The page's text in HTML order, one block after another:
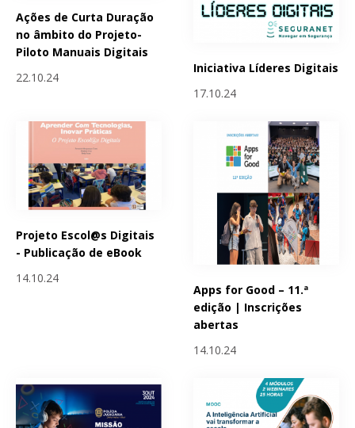
Ações de Curta Duração
no âmbito do Projeto-
Piloto Manuais Digitais
22.10.24
Iniciativa Líderes Digitais
17.10.24
Projeto Escol@s Digitais
- Publicação de eBook
14.10.24
Apps for Good – 11.ª
edição | Inscrições
abertas
14.10.24